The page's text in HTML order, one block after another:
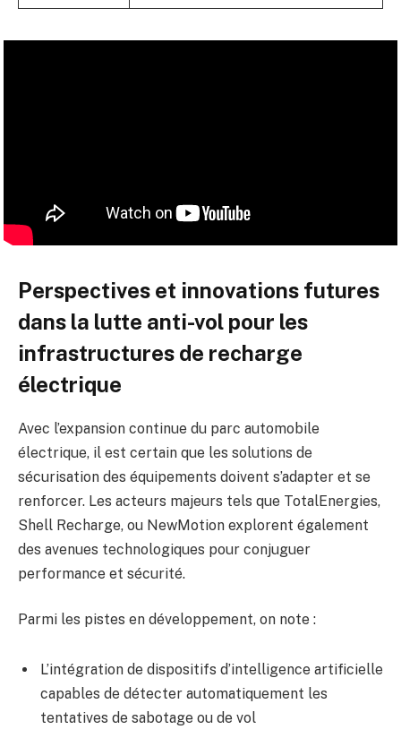
Perspectives et innovations futures
dans la lutte anti-vol pour les
infrastructures de recharge
électrique
Avec l’expansion continue du parc automobile
électrique, il est certain que les solutions de
sécurisation des équipements doivent s’adapter et se
renforcer. Les acteurs majeurs tels que TotalEnergies,
Shell Recharge, ou NewMotion explorent également
des avenues technologiques pour conjuguer
performance et sécurité.
Parmi les pistes en développement, on note :
L’intégration de dispositifs d’intelligence artificielle
capables de détecter automatiquement les
tentatives de sabotage ou de vol